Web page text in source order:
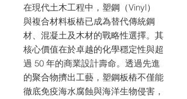
在現代土木工程中，塑鋼（Vinyl）
與複合材料板樁已成為替代傳統鋼
材、混凝土及木材的戰略性選擇。其
核心價值在於卓越的化學穩定性與超
過 50 年的商業設計壽命。透過先進
的聚合物擠出工藝，塑鋼板樁不僅能
徹底免疫海水腐蝕與海洋生物侵害，